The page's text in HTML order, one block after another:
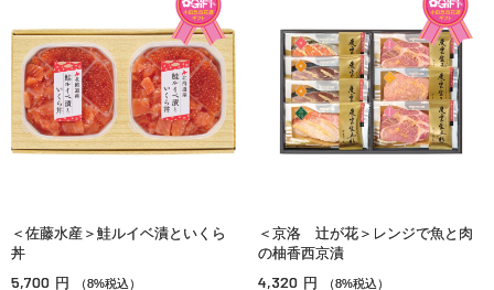
＜佐藤水産＞鮭ルイベ漬といくら
丼
5,700 円 （8%税込）
＜京洛 辻が花＞レンジで魚と肉
の柚香西京漬
4,320 円 （8%税込）